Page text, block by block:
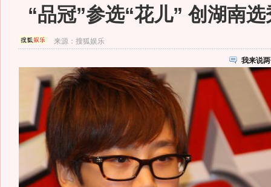
“品冠”参选“花儿” 创湖南
来源：搜狐娱乐
我来说